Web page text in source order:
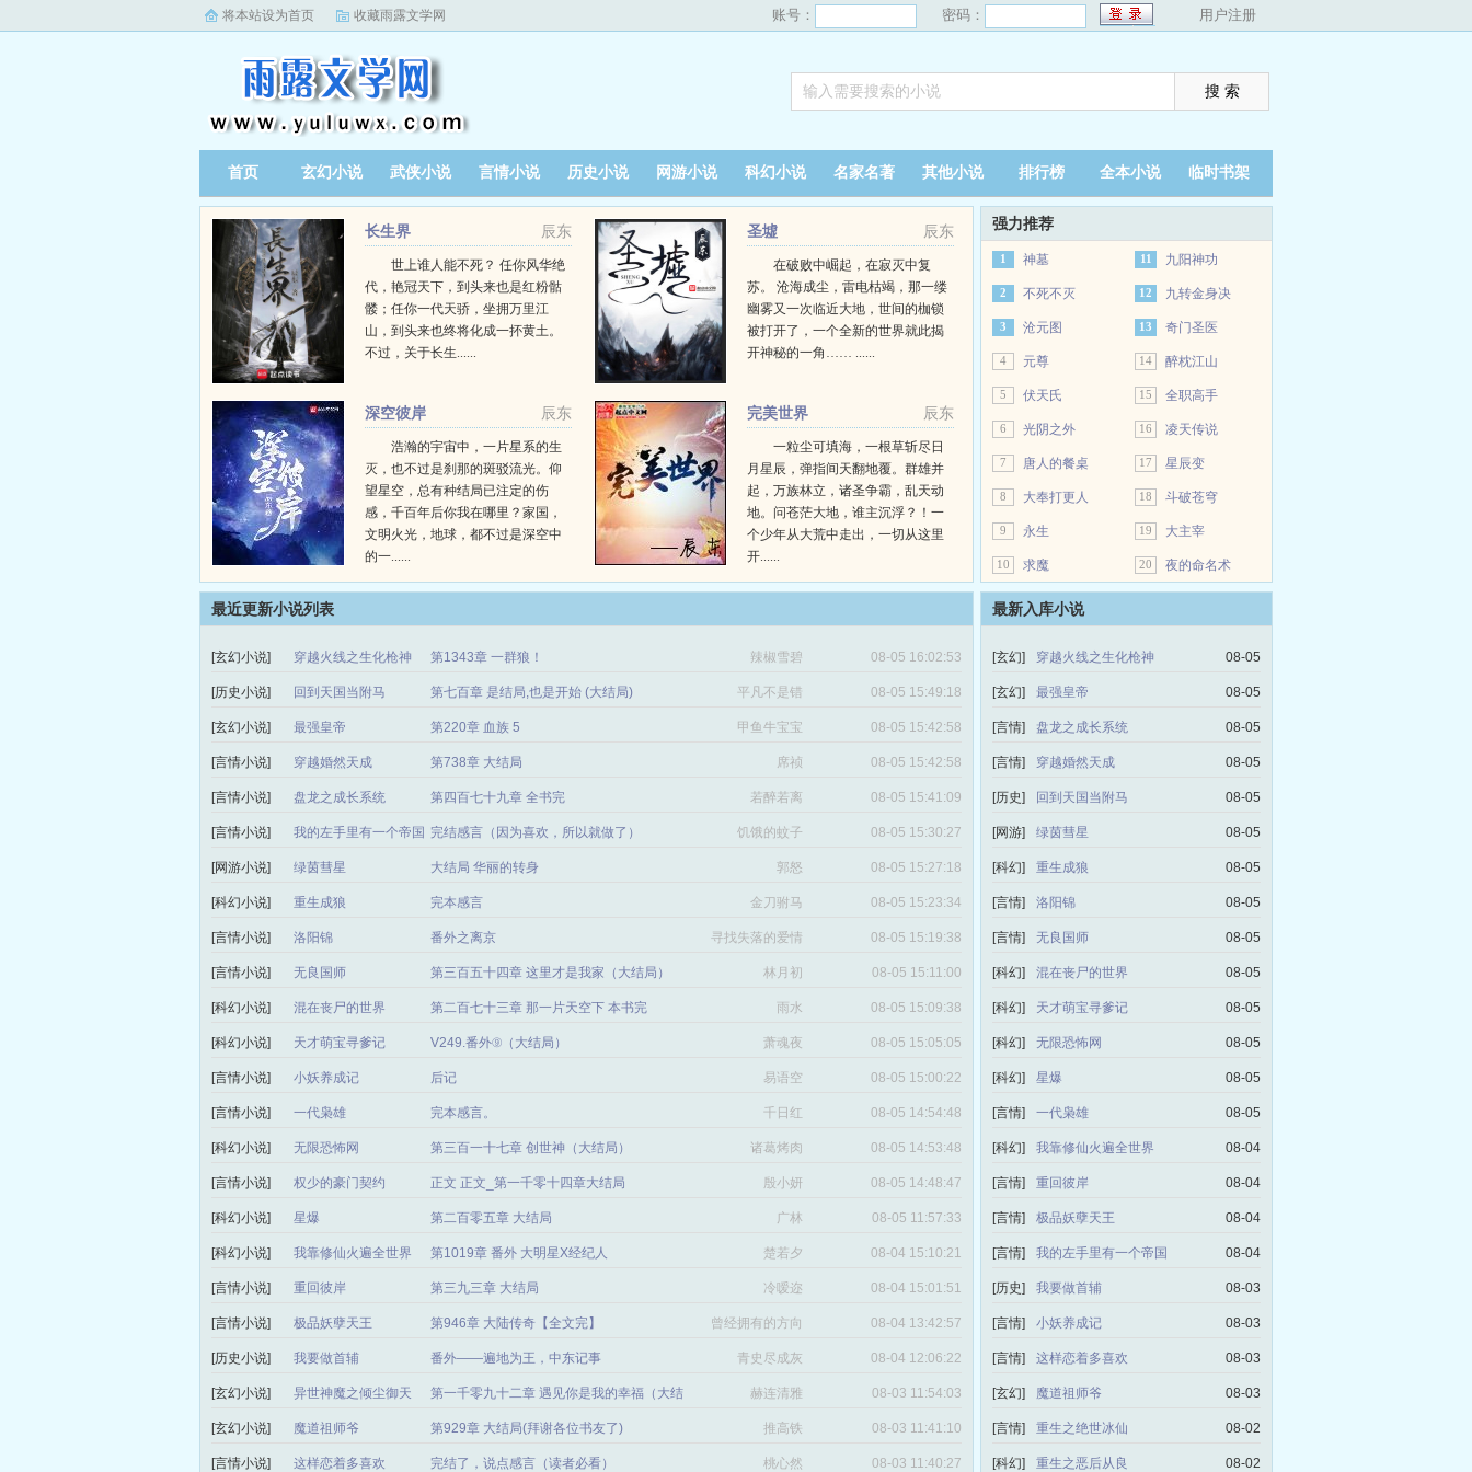
将本站设为首页 收藏雨露文学网 账号： 密码： 用户注册
首页 玄幻小说 武侠小说 言情小说 历史小说 网游小说 科幻小说 名家名著 其他小说 排行榜 全本小说 临时书架
辰东
长生界
世上谁人能不死？ 任你风华绝
代，艳冠天下，到头来也是红粉骷
髅；任你一代天骄，坐拥万里江
山，到头来也终将化成一抔黄土。
不过，关于长生......
辰东
圣墟
在破败中崛起，在寂灭中复
苏。 沧海成尘，雷电枯竭，那一缕
幽雾又一次临近大地，世间的枷锁
被打开了，一个全新的世界就此揭
开神秘的一角…… ......
辰东
深空彼岸
浩瀚的宇宙中，一片星系的生
灭，也不过是刹那的斑驳流光。仰
望星空，总有种结局已注定的伤
感，千百年后你我在哪里？家国，
文明火光，地球，都不过是深空中
的一......
辰东
完美世界
一粒尘可填海，一根草斩尽日
月星辰，弹指间天翻地覆。群雄并
起，万族林立，诸圣争霸，乱天动
地。问苍茫大地，谁主沉浮？！一
个少年从大荒中走出，一切从这里
开......
强力推荐
1 神墓
2 不死不灭
3 沧元图
4 元尊
5 伏天氏
6 光阴之外
7 唐人的餐桌
8 大奉打更人
9 永生
10 求魔
11 九阳神功
12 九转金身决
13 奇门圣医
14 醉枕江山
15 全职高手
16 凌天传说
17 星辰变
18 斗破苍穹
19 大主宰
20 夜的命名术
最近更新小说列表
[玄幻小说] 穿越火线之生化枪神 第1343章 一群狼！ 辣椒雪碧 08-05 16:02:53
[历史小说] 回到天国当附马 第七百章 是结局,也是开始 (大结局) 平凡不是错 08-05 15:49:18
[玄幻小说] 最强皇帝 第220章 血族 5 甲鱼牛宝宝 08-05 15:42:58
[言情小说] 穿越婚然天成 第738章 大结局 席祯 08-05 15:42:58
[言情小说] 盘龙之成长系统 第四百七十九章 全书完 若醉若离 08-05 15:41:09
[言情小说] 我的左手里有一个帝国 完结感言（因为喜欢，所以就做了） 饥饿的蚊子 08-05 15:30:27
[网游小说] 绿茵彗星 大结局 华丽的转身 郭怒 08-05 15:27:18
[科幻小说] 重生成狼 完本感言 金刀驸马 08-05 15:23:34
[言情小说] 洛阳锦 番外之离京 寻找失落的爱情 08-05 15:19:38
[言情小说] 无良国师 第三百五十四章 这里才是我家（大结局） 林月初 08-05 15:11:00
[科幻小说] 混在丧尸的世界 第二百七十三章 那一片天空下 本书完 雨水 08-05 15:09:38
[科幻小说] 天才萌宝寻爹记 V249.番外⑨（大结局） 萧魂夜 08-05 15:05:05
[言情小说] 小妖养成记 后记 易语空 08-05 15:00:22
[言情小说] 一代枭雄 完本感言。 千日红 08-05 14:54:48
[科幻小说] 无限恐怖网 第三百一十七章 创世神（大结局） 诸葛烤肉 08-05 14:53:48
[言情小说] 权少的豪门契约 正文 正文_第一千零十四章大结局 殷小妍 08-05 14:48:47
[科幻小说] 星爆 第二百零五章 大结局 广林 08-05 11:57:33
[科幻小说] 我靠修仙火遍全世界 第1019章 番外 大明星X经纪人 楚若夕 08-04 15:10:21
[言情小说] 重回彼岸 第三九三章 大结局 冷嗳迩 08-04 15:01:51
[言情小说] 极品妖孽天王 第946章 大陆传奇【全文完】
曾经拥有的方向
感
08-04 13:42:57
[历史小说] 我要做首辅 番外——遍地为王，中东记事 青史尽成灰 08-04 12:06:22
[玄幻小说] 异世神魔之倾尘御天
第一千零九十二章 遇见你是我的幸福（大结
局）
赫连清雅 08-03 11:54:03
[玄幻小说] 魔道祖师爷 第929章 大结局(拜谢各位书友了) 推高铁 08-03 11:41:10
[言情小说] 这样恋着多喜欢 完结了，说点感言（读者必看） 桃心然 08-03 11:40:27
最新入库小说
[玄幻] 穿越火线之生化枪神 08-05
[玄幻] 最强皇帝 08-05
[言情] 盘龙之成长系统 08-05
[言情] 穿越婚然天成 08-05
[历史] 回到天国当附马 08-05
[网游] 绿茵彗星 08-05
[科幻] 重生成狼 08-05
[言情] 洛阳锦 08-05
[言情] 无良国师 08-05
[科幻] 混在丧尸的世界 08-05
[科幻] 天才萌宝寻爹记 08-05
[科幻] 无限恐怖网 08-05
[科幻] 星爆 08-05
[言情] 一代枭雄 08-05
[科幻] 我靠修仙火遍全世界 08-04
[言情] 重回彼岸 08-04
[言情] 极品妖孽天王 08-04
[言情] 我的左手里有一个帝国 08-04
[历史] 我要做首辅 08-03
[言情] 小妖养成记 08-03
[言情] 这样恋着多喜欢 08-03
[玄幻] 魔道祖师爷 08-03
[言情] 重生之绝世冰仙 08-02
[科幻] 重生之恶后从良 08-02